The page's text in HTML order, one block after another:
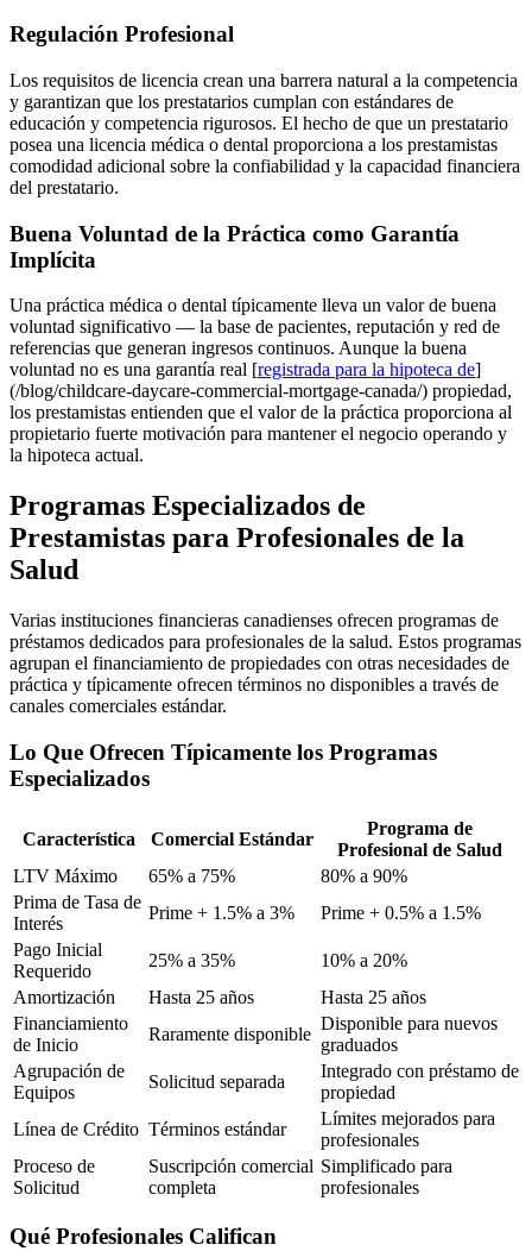
Regulación Profesional
Los requisitos de licencia crean una barrera natural a la competencia
y garantizan que los prestatarios cumplan con estándares de
educación y competencia rigurosos. El hecho de que un prestatario
posea una licencia médica o dental proporciona a los prestamistas
comodidad adicional sobre la confiabilidad y la capacidad financiera
del prestatario.
Buena Voluntad de la Práctica como Garantía
Implícita
Una práctica médica o dental típicamente lleva un valor de buena
voluntad significativo — la base de pacientes, reputación y red de
referencias que generan ingresos continuos. Aunque la buena
voluntad no es una garantía real [registrada para la hipoteca de]
(/blog/childcare-daycare-commercial-mortgage-canada/) propiedad,
los prestamistas entienden que el valor de la práctica proporciona al
propietario fuerte motivación para mantener el negocio operando y
la hipoteca actual.
Programas Especializados de
Prestamistas para Profesionales de la
Salud
Varias instituciones financieras canadienses ofrecen programas de
préstamos dedicados para profesionales de la salud. Estos programas
agrupan el financiamiento de propiedades con otras necesidades de
práctica y típicamente ofrecen términos no disponibles a través de
canales comerciales estándar.
Lo Que Ofrecen Típicamente los Programas
Especializados
Característica Comercial Estándar
Programa de
Profesional de Salud
LTV Máximo
65% a 75%
80% a 90%
Prima de Tasa de
Interés
Prime + 1.5% a 3%
Prime + 0.5% a 1.5%
Pago Inicial
Requerido
25% a 35%
10% a 20%
Amortización
Hasta 25 años
Hasta 25 años
Financiamiento
de Inicio
Raramente disponible
Disponible para nuevos
graduados
Agrupación de
Equipos
Solicitud separada
Integrado con préstamo de
propiedad
Línea de Crédito Términos estándar
Límites mejorados para
profesionales
Proceso de
Solicitud
Suscripción comercial
completa
Simplificado para
profesionales
Qué Profesionales Califican